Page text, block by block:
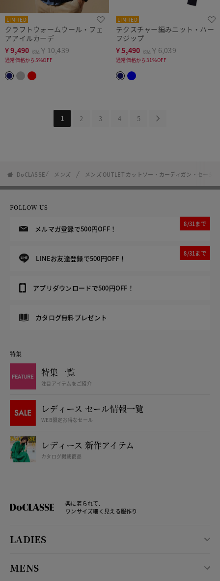
LIMITED
クラフトウォームウール・フェ
アアイルカーデ
¥9,490 税込 ￥10,439
通常価格から5%OFF
LIMITED
テクスチャー編みニット・ハー
フジップ
¥5,490 税込 ￥6,039
通常価格から31%OFF
1 2 3 4 5
DoCLASSE メンズ メンズ OUTLET カットソー・カーディガン・セーター
FOLLOW US
メルマガ登録で500円OFF！
8/31まで
LINEお友達登録で500円OFF！
8/31まで
アプリダウンロードで500円OFF！
カタログ無料プレゼント
特集
特集一覧
注目アイテムをご紹介
レディース セール情報一覧
WEB限定お得なセール
レディース 新作アイテム
カタログ掲載商品
楽に着られて、
ワンサイズ細く見える服作り
LADIES
MENS